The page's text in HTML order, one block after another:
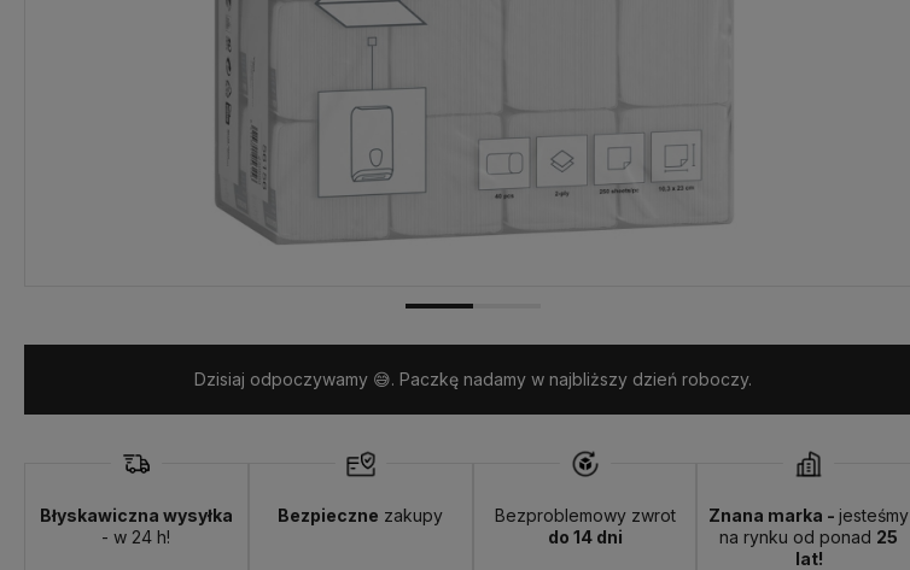
Dzisiaj odpoczywamy 😅. Paczkę nadamy w najbliższy dzień roboczy.
Błyskawiczna wysyłka
- w 24 h!
Bezpieczne zakupy
Bezproblemowy zwrot
do 14 dni
Znana marka -jesteśmy
na rynku od ponad 25
lat!
Dostępność: Więcej niż 40 szt. Wysyłka w: 24 godziny